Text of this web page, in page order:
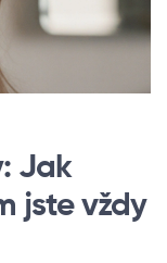
Jak
jste vždy